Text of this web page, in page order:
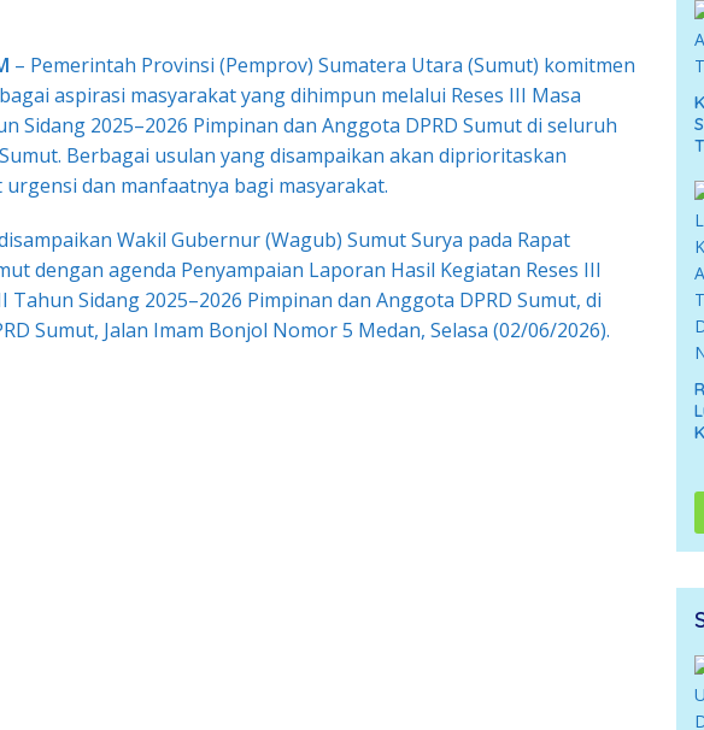
– Pemerintah Provinsi (Pemprov) Sumatera Utara (Sumut) komitmen
aspirasi masyarakat yang dihimpun melalui Reses III Masa
Sidang 2025–2026 Pimpinan dan Anggota DPRD Sumut di seluruh
Berbagai usulan yang disampaikan akan diprioritaskan
dan manfaatnya bagi masyarakat.
Wakil Gubernur (Wagub) Sumut Surya pada Rapat
dengan agenda Penyampaian Laporan Hasil Kegiatan Reses III
Tahun Sidang 2025–2026 Pimpinan dan Anggota DPRD Sumut, di
Sumut, Jalan Imam Bonjol Nomor 5 Medan, Selasa (02/06/2026).